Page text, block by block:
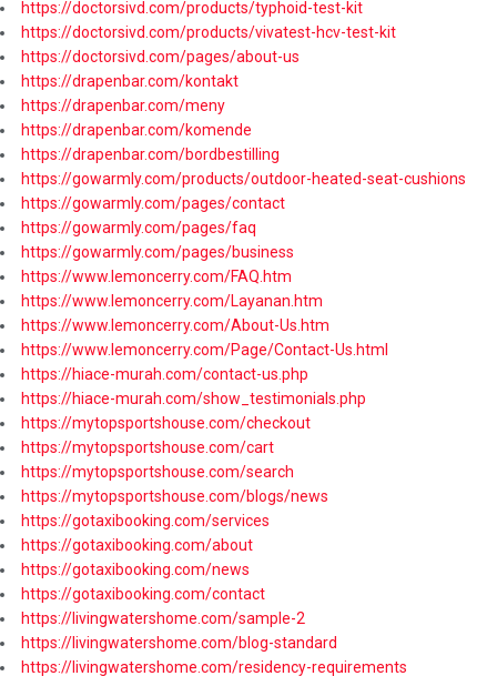
https://doctorsivd.com/products/typhoid-test-kit
https://doctorsivd.com/products/vivatest-hcv-test-kit
https://doctorsivd.com/pages/about-us
https://drapenbar.com/kontakt
https://drapenbar.com/meny
https://drapenbar.com/komende
https://drapenbar.com/bordbestilling
https://gowarmly.com/products/outdoor-heated-seat-cushions
https://gowarmly.com/pages/contact
https://gowarmly.com/pages/faq
https://gowarmly.com/pages/business
https://www.lemoncerry.com/FAQ.htm
https://www.lemoncerry.com/Layanan.htm
https://www.lemoncerry.com/About-Us.htm
https://www.lemoncerry.com/Page/Contact-Us.html
https://hiace-murah.com/contact-us.php
https://hiace-murah.com/show_testimonials.php
https://mytopsportshouse.com/checkout
https://mytopsportshouse.com/cart
https://mytopsportshouse.com/search
https://mytopsportshouse.com/blogs/news
https://gotaxibooking.com/services
https://gotaxibooking.com/about
https://gotaxibooking.com/news
https://gotaxibooking.com/contact
https://livingwatershome.com/sample-2
https://livingwatershome.com/blog-standard
https://livingwatershome.com/residency-requirements